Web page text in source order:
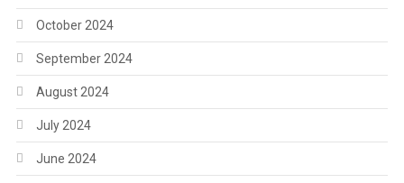
October 2024
September 2024
August 2024
July 2024
June 2024